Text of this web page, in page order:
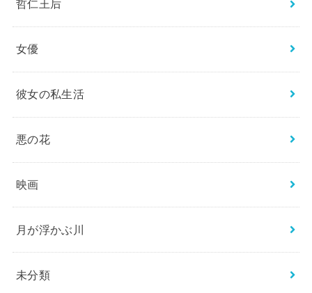
哲仁王后
女優
彼女の私生活
悪の花
映画
月が浮かぶ川
未分類